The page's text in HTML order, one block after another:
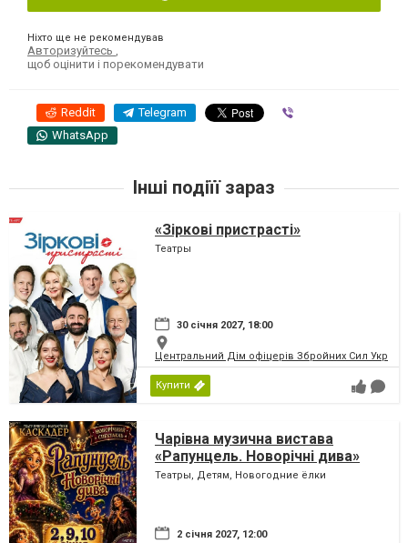
Ніхто ще не рекомендував
Авторизуйтесь
щоб оцінити і порекомендувати
Reddit Telegram
WhatsApp
Інші подіїї зараз
«Зіркові пристрасті»
Театры
30 січня 2027, 18:00
Центральний Дім офіцерів Збройних Сил
Купити
Чарівна музична вистава
«Рапунцель. Новорічні дива»
Театры, Детям, Новогодние ёлки
2 січня 2027, 12:00